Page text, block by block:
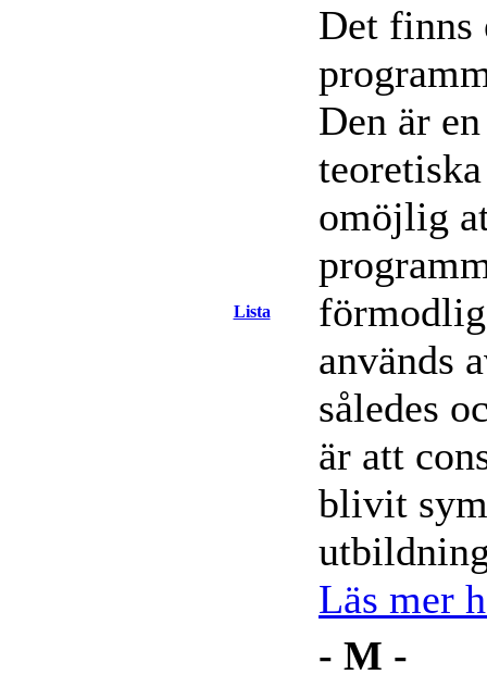
Lista
Det finns
Den är
omöjlig
används
således
är att
blivit
Läs mer
- M -